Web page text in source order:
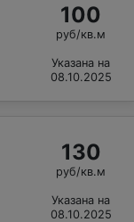
100
руб/кв.м
Указана на
08.10.2025
130
руб/кв.м
Указана на
08.10.2025